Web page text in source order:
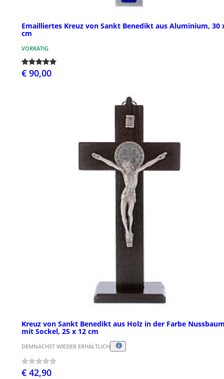
Emailliertes Kreuz von Sankt Benedikt aus Aluminium, 30
cm
VORRÄTIG
€ 90,00
Kreuz von Sankt Benedikt aus Holz in der Farbe
mit Sockel, 25 x 12 cm
DEMNÄCHST WIEDER ERHÄLTLICH
€ 42,90